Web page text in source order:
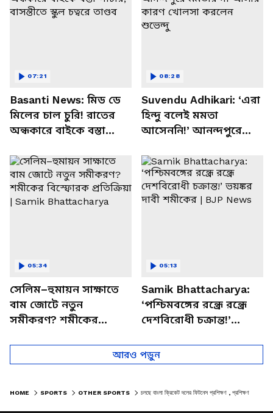
Basanti News: মিড ডে
মিলের চাল চুরি! রাতের
অন্ধকারে বাইকে বস্তা
চত্বরে তাণ্ডব
07:21
Suvendu Adhikari: ‘এরা
হিন্দু বলেই মমতা
আসেননি!’ আনন্দপুরে
খোলসা করলেন শুভেন্দু
08:28
সেলিম–হুমায়ন সাক্ষাতে
বাম জোটে নতুন
সমীকরণ? শমীকের
Samik Bhattacharya
05:34
Samik Bhattacharya:
‘পশ্চিমবঙ্গের রন্ধ্রে রন্ধ্রে
দেশবিরোধী চক্রান্ত!’
BJP News
05:13
আরও পড়ুন
HOME SPORTS OTHER SPORTS